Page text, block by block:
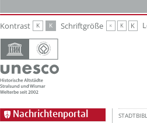
Kontrast K K Schriftgröße K K K
Nachrichtenportal